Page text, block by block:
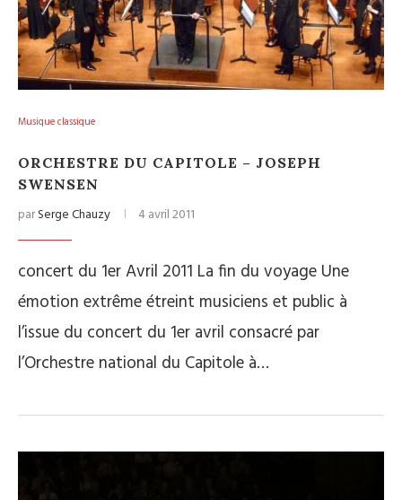
Musique classique
ORCHESTRE DU CAPITOLE – JOSEPH
SWENSEN
parSerge Chauzy 4 avril 2011
concert du 1er Avril 2011 La fin du voyage Une
émotion extrême étreint musiciens et public à
l’issue du concert du 1er avril consacré par
l’Orchestre national du Capitole à…